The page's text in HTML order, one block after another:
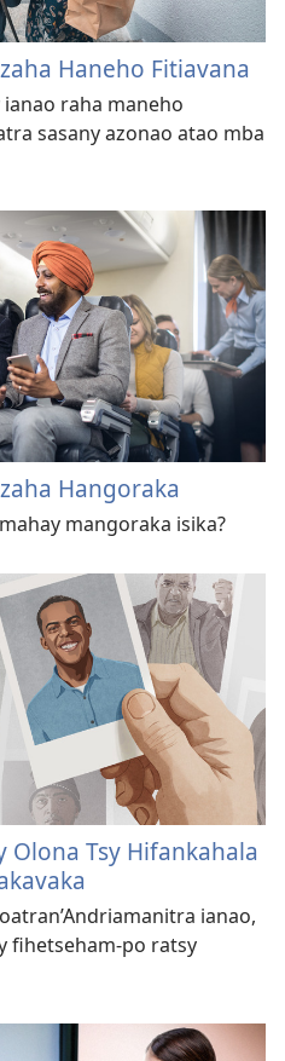
Haneho Fitiavana
raha maneho
sasany azonao atao mba
Hangoraka
mangoraka isika?
Tsy Hifankahala
ianao,
fihetseham-po ratsy